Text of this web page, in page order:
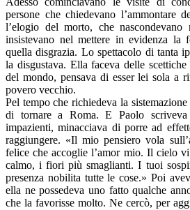
persone che chiedevano l’ammontare
l’elogio del morto, che
insistevano nel mettere in evidenza la
quella disgrazia. Lo spettacolo di tanta
la disgustava. Ella faceva delle
del mondo, pensava di esser lei sola a
povero vecchio.
Pel tempo che richiedeva la
di tornare a Roma. E Paolo
impazienti, minacciava di porre ad
raggiungere. «Il mio pensiero vola
felice che accoglie l’amor mio. Il cielo
calmo, i fiori più smaglianti. I tuoi
presenza nobilita tutte le cose.» Poi
ella ne possedeva uno fatto qualche
che la favorisse molto. Ne cercò, per